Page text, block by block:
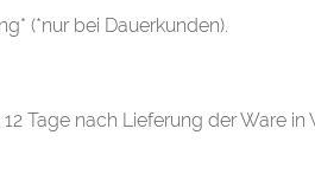
(*nur bei Dauerkunden).
Tage nach Lieferung der Ware